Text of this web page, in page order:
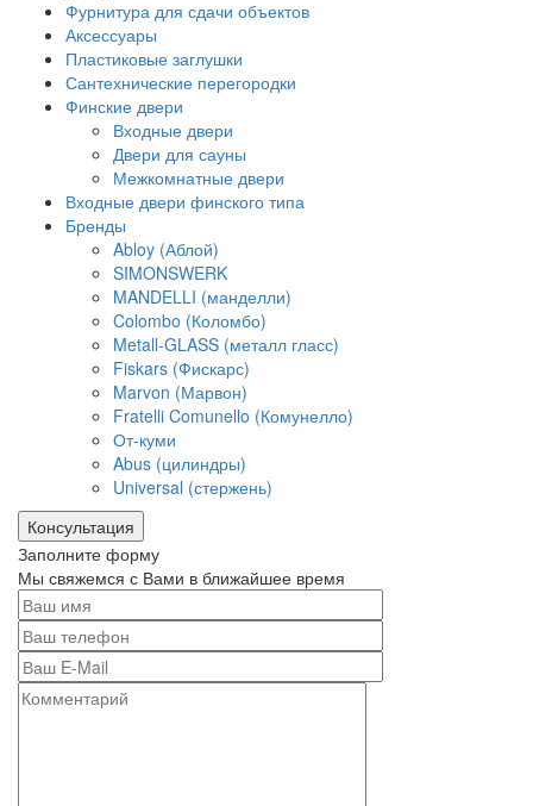
Фурнитура для сдачи объектов
Аксессуары
Пластиковые заглушки
Сантехнические перегородки
Финские двери
Входные двери
Двери для сауны
Межкомнатные двери
Входные двери финского типа
Бренды
Abloy (Аблой)
SIMONSWERK
MANDELLI (манделли)
Colombo (Коломбо)
Metall-GLASS (металл гласс)
Fiskars (Фискарс)
Marvon (Марвон)
Fratelli Comunello (Комунелло)
От-куми
Abus (цилиндры)
Universal (стержень)
Консультация
Заполните форму
Мы свяжемся с Вами в ближайшее время